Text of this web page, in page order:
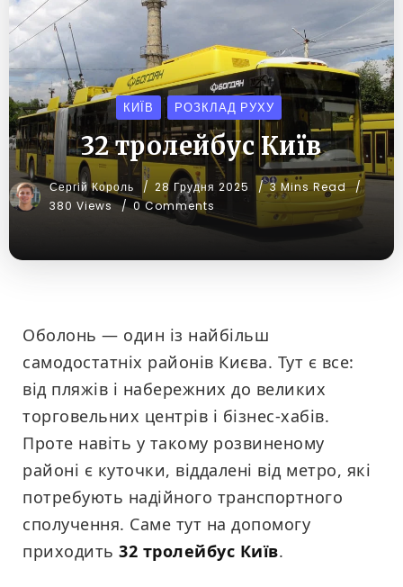
КИЇВ РОЗКЛАД РУХУ
32 тролейбус Київ
Сергій Король 28 Грудня 2025
3 Mins Read
380 Views
0 Comments
Оболонь — один із найбільш
самодостатніх районів Києва. Тут є все:
від пляжів і набережних до великих
торговельних центрів і бізнес-хабів.
Проте навіть у такому розвиненому
районі є куточки, віддалені від метро, які
потребують надійного транспортного
сполучення. Саме тут на допомогу
приходить 32 тролейбус Київ.